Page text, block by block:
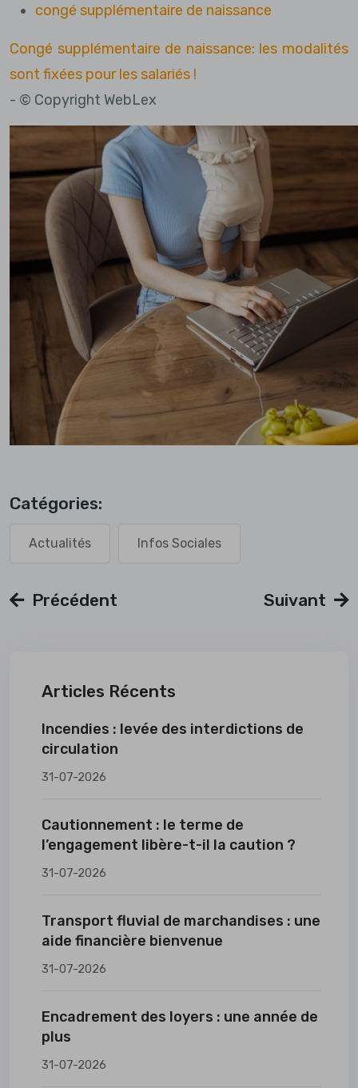
congé supplémentaire de naissance
Congé supplémentaire de naissance: les modalités
sont fixées pour les salariés !
- © Copyright WebLex
Catégories:
Actualités Infos Sociales
Précédent Suivant
Articles Récents
Incendies : levée des interdictions de
circulation
31-07-2026
Cautionnement : le terme de
l’engagement libère-t-il la caution ?
31-07-2026
Transport fluvial de marchandises : une
aide financière bienvenue
31-07-2026
Encadrement des loyers : une année de
plus
31-07-2026